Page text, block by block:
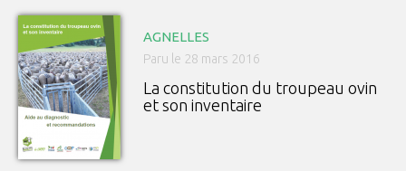
AGNELLES
Paru le 28 mars 2016
La constitution du troupeau ovin
et son inventaire